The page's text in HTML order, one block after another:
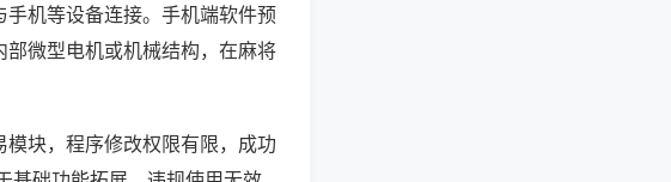
机等设备连接。手机端软件预
微型电机或机械结构，在麻将
块，程序修改权限有限，成功